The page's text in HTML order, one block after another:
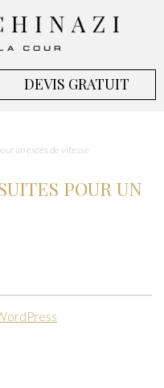
DEVIS GRATUIT
un excès de vitesse
POUR UN